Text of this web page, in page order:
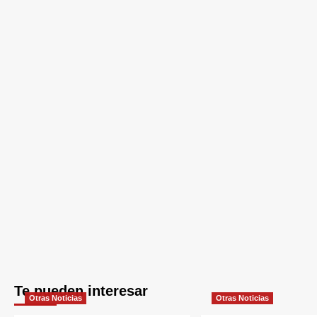
Te pueden interesar
Otras Noticias Otras Noticias